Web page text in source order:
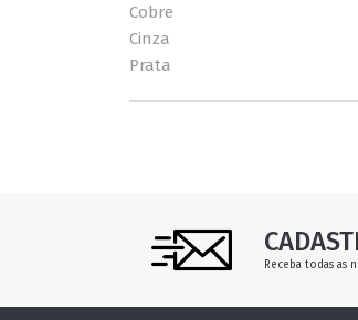
Cobre
Cinza
Prata
Receba todas as